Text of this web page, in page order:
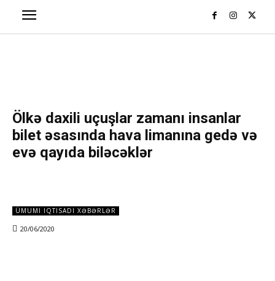
Ölkə daxili uçuşlar zamanı insanlar
bilet əsasında hava limanına gedə və
evə qayıda biləcəklər
ÜMUMI IQTISADI XƏBƏRLƏR
20/06/2020